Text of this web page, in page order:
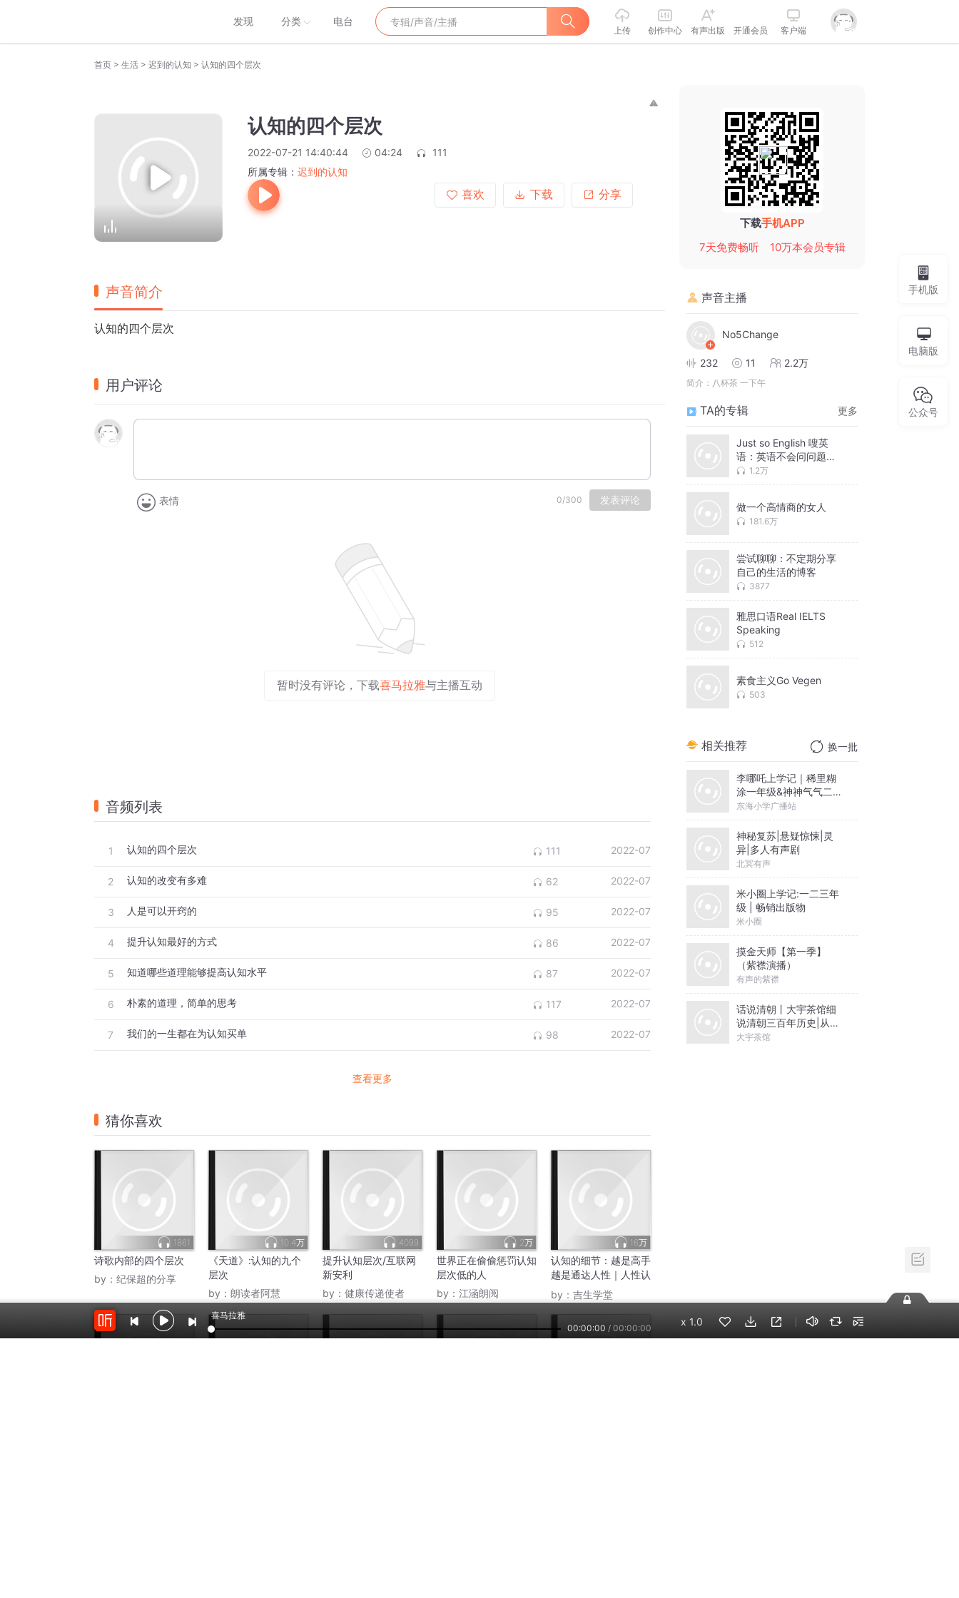
发现 分类 电台
上传 创作中心 有声出版 开通会员 客户端
首页 > 生活 > 迟到的认知 > 认知的四个层次
认知的四个层次
2022-07-21 14:40:44 04:24
111
所属专辑： 迟到的认知
喜欢
下载 分享
声音简介
认知的四个层次
用户评论
表情 0/300 发表评论
暂时没有评论，下载喜马拉雅与主播互动
音频列表
1 认知的四个层次 111 2022-07
2 认知的改变有多难 62 2022-07
3 人是可以开窍的 95 2022-07
4 提升认知最好的方式 86 2022-07
5 知道哪些道理能够提高认知水平 87 2022-07
6 朴素的道理，简单的思考 117 2022-07
7 我们的一生都在为认知买单 98 2022-07
查看更多
猜你喜欢
1861
诗歌内部的四个层次
by： 纪保超的分享
10.4万
《天道》:认知的九个
层次
by： 朗读者阿慧
4099
提升认知层次/互联网
新安利
by： 健康传递使者
2万
世界正在偷偷惩罚认知
层次低的人
by： 江涵朗阅
16万
认知的细节：越是高手
越是通达人性｜人性认
知决定层次
by： 吉生学堂
下载手机APP
7天免费畅听
10万本会员专辑
声音主播
No5Change
232 11 2.2万
简介： 八杯茶 一下午
TA的专辑 更多
Just so English 嗖英
语：英语不会问问题怎
么办1.2万
做一个高情商的女人
181.6万
尝试聊聊：不定期分享
自己的生活的博客
3877
雅思口语Real IELTS
Speaking
512
素食主义Go Vegen
503
相关推荐 换一批
李哪吒上学记｜稀里糊
涂一年级&神神气气二年
级
东海小学广播站
神秘复苏|悬疑惊悚|灵
异|多人有声剧
北冥有声
米小圈上学记:一二三年
级 | 畅销出版物
米小圈
摸金天师【第一季】
（紫襟演播）
有声的紫襟
话说清朝丨大宇茶馆细
说清朝三百年历史|从努
尔哈赤到末代皇帝溥仪|
大宇茶馆
手机版
电脑版
公众号
喜马拉雅
00:00:00 / 00:00:00
x 1.0